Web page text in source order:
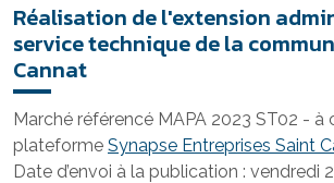
Réalisation de l'extension
service technique de la
Cannat
Marché référencé MAPA 2023 ST02 - à
plateforme Synapse Entreprises Saint
Date d’envoi à la publication : vendredi